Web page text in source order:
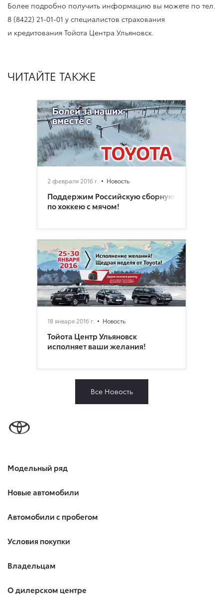
Более подробно получить информацию вы можете по тел.
8 (8422) 21-01-01 у специалистов страхования
и кредитования Тойота Центра Ульяновск.
ЧИТАЙТЕ ТАКЖЕ
2 февраля 2016 г. Новость
Поддержим Российскую сборную
по хоккею с мячом!
18 января 2016 г. Новость
Тойота Центр Ульяновск
исполняет ваши желания!
Все Новость
Модельный ряд
Новые автомобили
Автомобили с пробегом
Условия покупки
Владельцам
О дилерском центре